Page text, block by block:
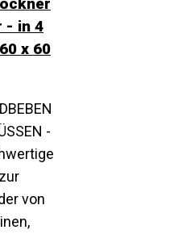
- in 4
x 60
-
von